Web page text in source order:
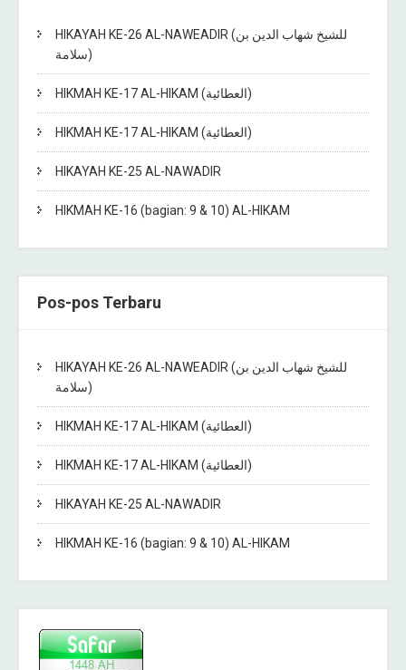
HIKAYAH KE-26 AL-NAWEADIR (للشيخ شهاب الدين بن
سلامة)
HIKMAH KE-17 AL-HIKAM (العطائية)
HIKMAH KE-17 AL-HIKAM (العطائية)
HIKAYAH KE-25 AL-NAWADIR
HIKMAH KE-16 (bagian: 9 & 10) AL-HIKAM
Pos-pos Terbaru
HIKAYAH KE-26 AL-NAWEADIR (للشيخ شهاب الدين بن
سلامة)
HIKMAH KE-17 AL-HIKAM (العطائية)
HIKMAH KE-17 AL-HIKAM (العطائية)
HIKAYAH KE-25 AL-NAWADIR
HIKMAH KE-16 (bagian: 9 & 10) AL-HIKAM